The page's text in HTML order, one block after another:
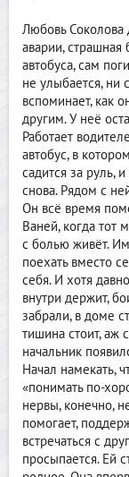
Любовь Соколова
аварии, страшная
автобуса, сам
не улыбается, ни
вспоминает, как
другим. У неё
Работает
автобус, в
садится за руль,
снова. Рядом с
Он всё время
Ваней, когда тот
с болью живёт.
поехать вместо
себя. И хотя
внутри держит,
забрали, в доме
тишина стоит, аж
начальник
Начал намекать,
«понимать по-
нервы, конечно,
помогает,
встречаться с
просыпается. Ей